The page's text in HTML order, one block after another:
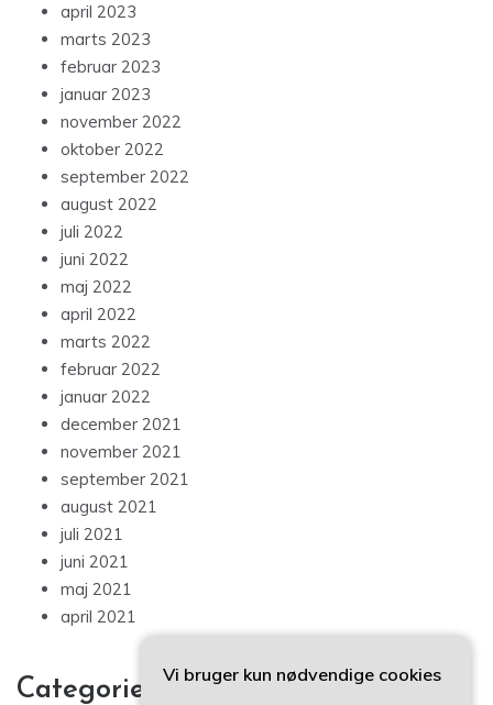
april 2023
marts 2023
februar 2023
januar 2023
november 2022
oktober 2022
september 2022
august 2022
juli 2022
juni 2022
maj 2022
april 2022
marts 2022
februar 2022
januar 2022
december 2021
november 2021
september 2021
august 2021
juli 2021
juni 2021
maj 2021
april 2021
Categories
Vi bruger kun nødvendige cookies